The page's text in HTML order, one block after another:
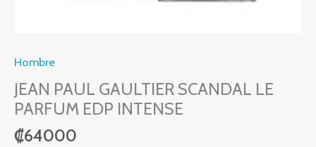
Hombre
JEAN PAUL GAULTIER SCANDAL LE
PARFUM EDP INTENSE
₡64000